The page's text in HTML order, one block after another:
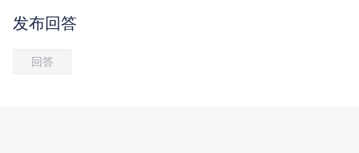
发布回答
回答